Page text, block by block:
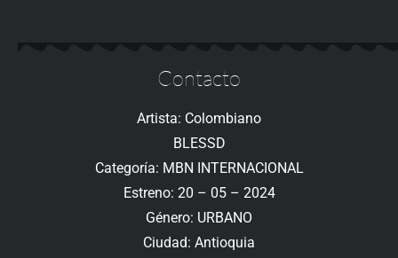
Contacto
Artista: Colombiano
BLESSD
Categoría: MBN INTERNACIONAL
Estreno: 20 – 05 – 2024
Género: URBANO
Ciudad: Antioquia